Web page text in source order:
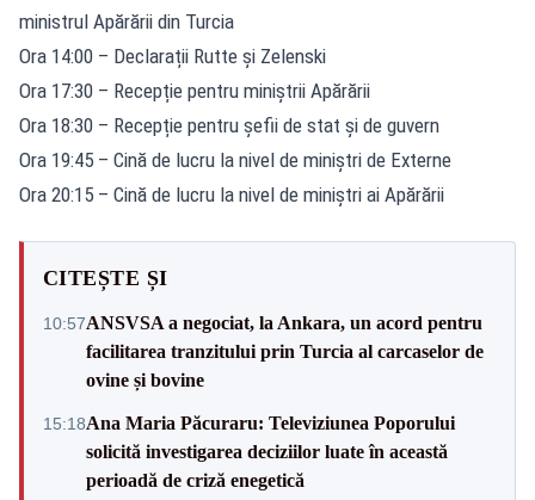
ministrul Apărării din Turcia
Ora 14:00 – Declarații Rutte și Zelenski
Ora 17:30 – Recepție pentru miniștrii Apărării
Ora 18:30 – Recepție pentru șefii de stat și de guvern
Ora 19:45 – Cină de lucru la nivel de miniștri de Externe
Ora 20:15 – Cină de lucru la nivel de miniștri ai Apărării
CITEȘTE ȘI
10:57ANSVSA a negociat, la Ankara, un acord pentru
facilitarea tranzitului prin Turcia al carcaselor de
ovine și bovine
15:18Ana Maria Păcuraru: Televiziunea Poporului
solicită investigarea deciziilor luate în această
perioadă de criză enegetică